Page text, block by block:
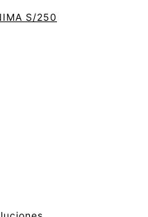
S/250